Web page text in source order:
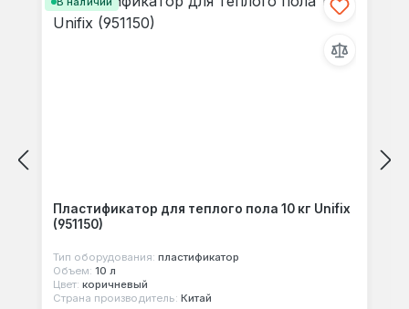
Пластификатор для теплого пола 10 кг Unifix
(951150)
Тип оборудования: пластификатор
Объем: 10 л
Цвет: коричневый
Страна производитель: Китай